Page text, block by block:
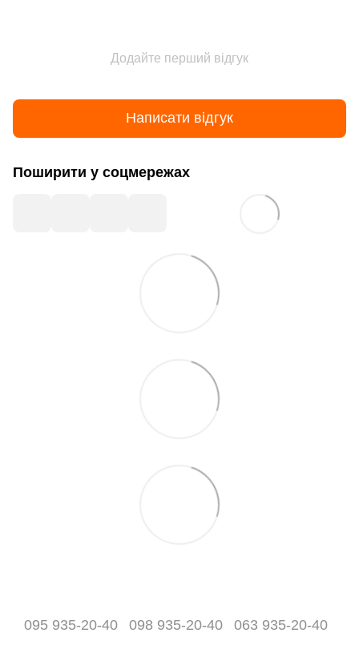
Додайте перший відгук
Написати відгук
Поширити у соцмережах
095 935-20-40 098 935-20-40 063 935-20-40